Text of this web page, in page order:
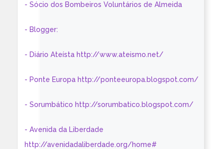
- Sócio dos Bombeiros Voluntários de Almeida
- Blogger:
- Diário Ateísta http://www.ateismo.net/
- Ponte Europa http://ponteeuropa.blogspot.com/
- Sorumbático http://sorumbatico.blogspot.com/
- Avenida da Liberdade
http://avenidadaliberdade.org/home#